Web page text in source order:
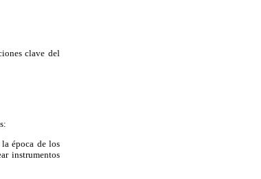
clave del
época de los
instrumentos